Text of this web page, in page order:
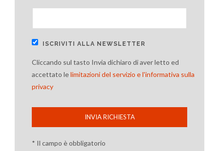
ISCRIVITI ALLA NEWSLETTER
Cliccando sul tasto Invia dichiaro di aver letto ed
accettato lelimitazioni del servizio e l'informativa sulla
privacy
INVIA RICHIESTA
* Il campo è obbligatorio